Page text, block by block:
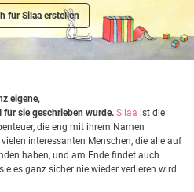
für Silaa erstellen
eigene,
sie geschrieben wurde. Silaa ist die
die eng mit ihrem Namen
interessanten Menschen, die alle auf
haben, und am Ende findet auch
es ganz sicher nie wieder verlieren wird.